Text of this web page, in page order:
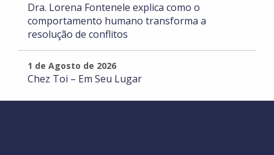
Dra. Lorena Fontenele explica como o
comportamento humano transforma a
resolução de conflitos
1 de Agosto de 2026
Chez Toi – Em Seu Lugar